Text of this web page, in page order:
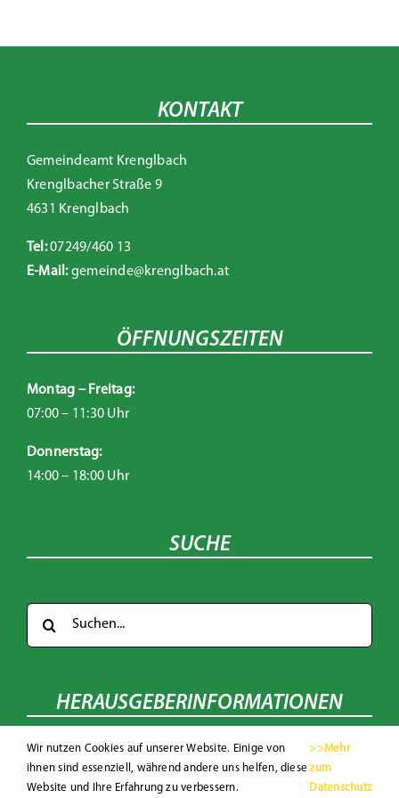
KONTAKT
Gemeindeamt Krenglbach
Krenglbacher Straße 9
4631 Krenglbach
Tel:07249/460 13
E-Mail: gemeinde@krenglbach.at
ÖFFNUNGSZEITEN
Montag – Freitag:
07:00 – 11:30 Uhr
Donnerstag:
14:00 – 18:00 Uhr
SUCHE
nach:
HERAUSGEBERINFORMATIONEN
Amtssignatur/Impressum
Datenschutz
Wir nutzen Cookies auf unserer Website. Einige von
ihnen sind essenziell, während andere uns helfen, diese
Website und Ihre Erfahrung zu verbessern.
>>Mehr
zum
Datenschutz